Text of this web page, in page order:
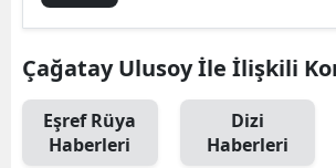
Çağatay Ulusoy İle İlişkili
Eşref Rüya
Haberleri
Dizi
Haberleri